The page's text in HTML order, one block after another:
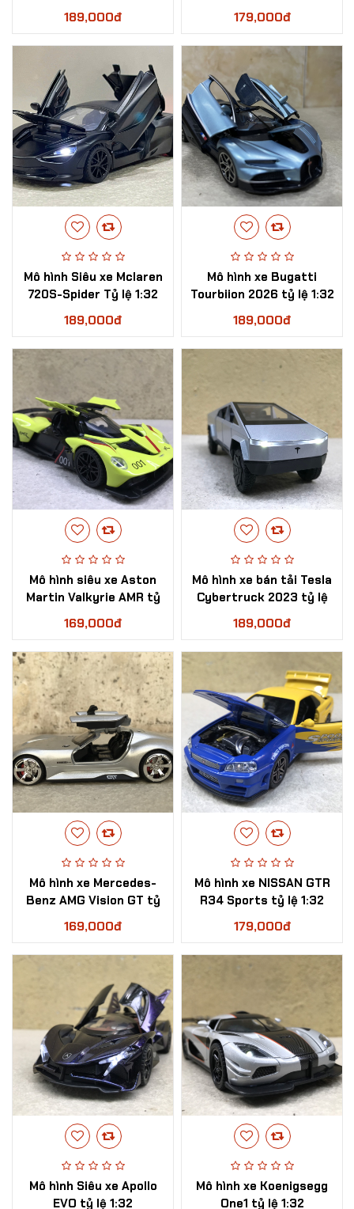
1:32
189,000đ 179,000đ
​Mô hình Siêu xe Mclaren
720S-Spider Tỷ lệ 1:32
189,000đ
​Mô hình xe Bugatti
Tourbiion 2026 tỷ lệ 1:32
189,000đ
Mô hình siêu xe Aston
Martin Valkyrie AMR tỷ
lệ 1:32
169,000đ
​Mô hình xe bán tải Tesla
Cybertruck 2023 tỷ lệ
1:32
189,000đ
​Mô hình xe Mercedes-
Benz AMG Vision GT tỷ
lệ 1:32
169,000đ
Mô hình xe NISSAN GTR
R34 Sports tỷ lệ 1:32
179,000đ
Mô hình Siêu xe Apollo
EVO tỷ lệ 1:32
Mô hình xe Koenigsegg
One1 tỷ lệ 1:32